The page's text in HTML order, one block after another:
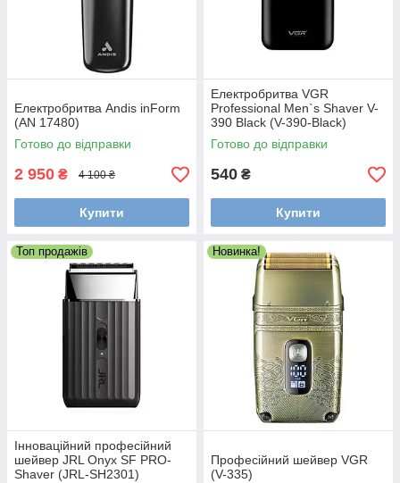
Електробритва Andis inForm
(AN 17480)
Готово до відправки
2 950 ₴ 4 100 ₴
Купити
Електробритва VGR
Professional Men`s Shaver V-
390 Black (V-390-Black)
Готово до відправки
540 ₴
Купити
Топ продажів
Інноваційний професійний
шейвер JRL Onyx SF PRO-
Shaver (JRL-SH2301)
Новинка!
Професійний шейвер VGR
(V-335)